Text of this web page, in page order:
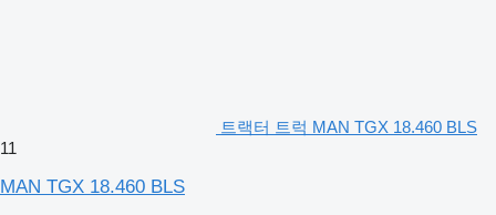
트랙터 트럭 MAN TGX 18.460 BLS
11
MAN TGX 18.460 BLS